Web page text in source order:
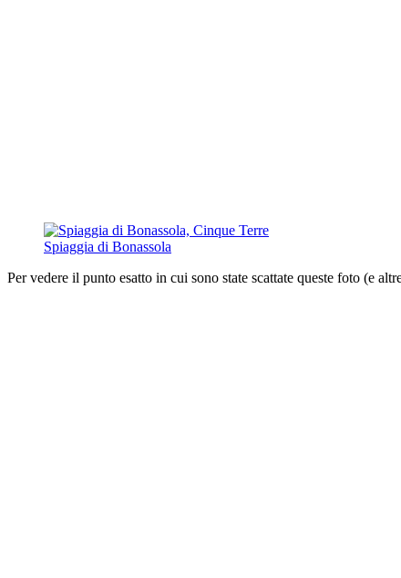
Spiaggia di Bonassola
Per vedere il punto esatto in cui sono state scattate queste foto (e